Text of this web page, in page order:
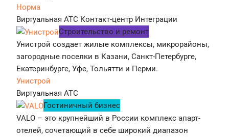
Норма
Виртуальная АТС Контакт-центр Интеграции
Строительство и ремонт
Унистрой создает жилые комплексы, микрорайоны,
загородные поселки в Казани, Санкт-Петербурге,
Екатеринбурге, Уфе, Тольятти и Перми.
Унистрой
Виртуальная АТС
Гостиничный бизнес
VALO – это крупнейший в России комплекс апарт-
отелей, сочетающий в себе широкий диапазон